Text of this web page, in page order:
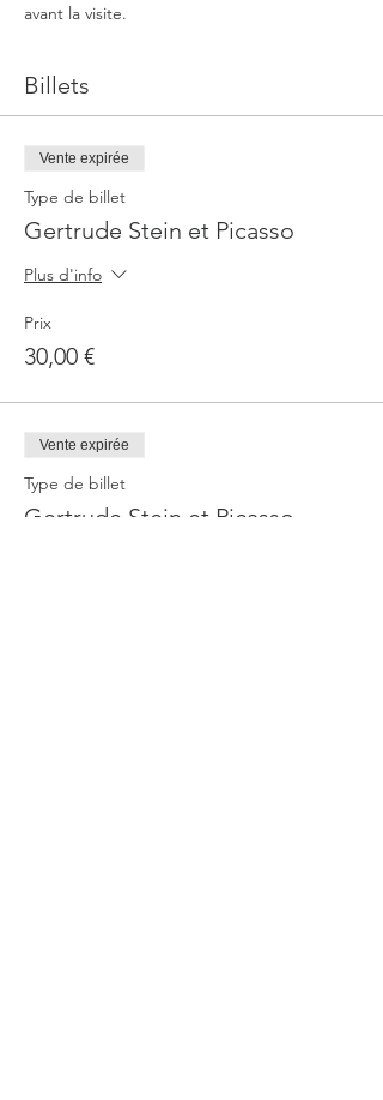
avant la visite.
Billets
Vente expirée
Type de billet
Gertrude Stein et Picasso
Plus d'info
Prix
30,00 €
Vente expirée
Type de billet
Gertrude Stein et Picasso